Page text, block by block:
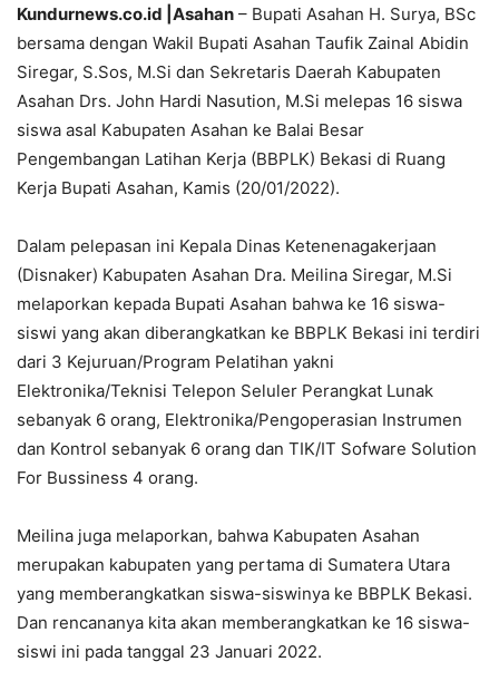
Kundurnews.co.id |Asahan – Bupati Asahan H. Surya, BSc
bersama dengan Wakil Bupati Asahan Taufik Zainal Abidin
Siregar, S.Sos, M.Si dan Sekretaris Daerah Kabupaten
Asahan Drs. John Hardi Nasution, M.Si melepas 16 siswa
siswa asal Kabupaten Asahan ke Balai Besar
Pengembangan Latihan Kerja (BBPLK) Bekasi di Ruang
Kerja Bupati Asahan, Kamis (20/01/2022).
Dalam pelepasan ini Kepala Dinas Ketenenagakerjaan
(Disnaker) Kabupaten Asahan Dra. Meilina Siregar, M.Si
melaporkan kepada Bupati Asahan bahwa ke 16 siswa-
siswi yang akan diberangkatkan ke BBPLK Bekasi ini terdiri
dari 3 Kejuruan/Program Pelatihan yakni
Elektronika/Teknisi Telepon Seluler Perangkat Lunak
sebanyak 6 orang, Elektronika/Pengoperasian Instrumen
dan Kontrol sebanyak 6 orang dan TIK/IT Sofware Solution
For Bussiness 4 orang.
Meilina juga melaporkan, bahwa Kabupaten Asahan
merupakan kabupaten yang pertama di Sumatera Utara
yang memberangkatkan siswa-siswinya ke BBPLK Bekasi.
Dan rencananya kita akan memberangkatkan ke 16 siswa-
siswi ini pada tanggal 23 Januari 2022.